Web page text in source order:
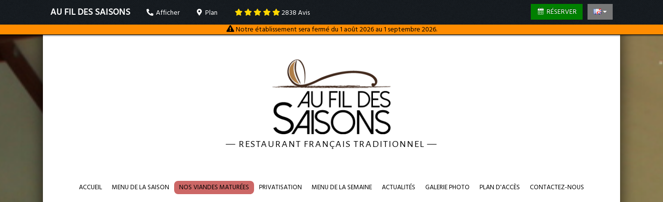
RÉSERVER
AU FIL DES SAISONS Afficher Plan 2838 Avis
Notre établissement sera fermé du 1 août 2026 au 1 septembre 2026.
— RESTAURANT FRANÇAIS TRADITIONNEL—
ACCUEIL MENU DE LA SAISON NOS VIANDES MATURÉES PRIVATISATION MENU DE LA SEMAINE ACTUALITÉS GALERIE PHOTO PLAN D'ACCÈS CONTACTEZ-NOUS